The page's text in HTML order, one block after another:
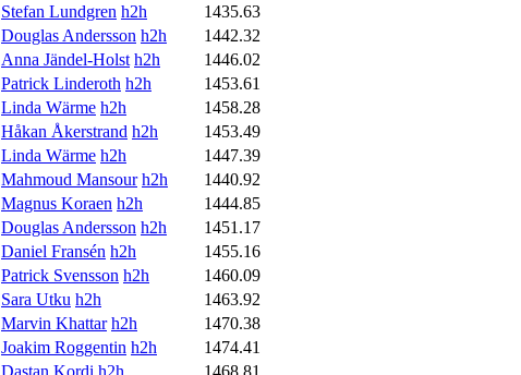
Stefan Lundgren h2h
1435.63
Douglas Andersson h2h
1442.32
Anna Jändel-Holst h2h
1446.02
Patrick Linderoth h2h
1453.61
Linda Wärme h2h
1458.28
Håkan Åkerstrand h2h
1453.49
Linda Wärme h2h
1447.39
Mahmoud Mansour h2h
1440.92
Magnus Koraen h2h
1444.85
Douglas Andersson h2h
1451.17
Daniel Fransén h2h
1455.16
Patrick Svensson h2h
1460.09
Sara Utku h2h
1463.92
Marvin Khattar h2h
1470.38
Joakim Roggentin h2h
1474.41
Dastan Kordi h2h 1468.81